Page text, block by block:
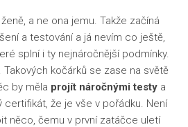
a ne ona jemu. Takže začíná
a testování a já nevím co ještě,
splní i ty nejnáročnější podmínky.
kočárků se zase na světě
by měla projít náročnými testy a
certifikát, že je vše v pořádku. Není
něco, čemu v první zatáčce uletí